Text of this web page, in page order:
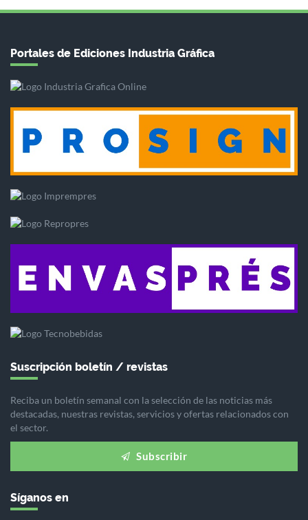
Portales de Ediciones Industria Gráfica
Suscripción boletín / revistas
Reciba un boletín semanal con la selección de las noticias más
destacadas, nuestras revistas, servicios y ofertas relacionados con
el sector.
Subscribir
Síganos en